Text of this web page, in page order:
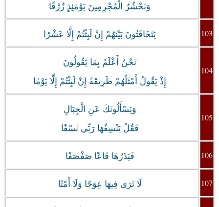
وَنَحْشُرُ الْمُجْرِمِينَ يَوْمَئِذٍ زُرْقًا
يَتَخَافَتُونَ بَيْنَهُمْ إِنْ لَبِثْتُمْ إِلَّا عَشْرًا 103
نَحْنُ أَعْلَمُ بِمَا يَقُولُونَ
إِذْ يَقُولُ أَمْثَلُهُمْ طَرِيقَةً إِنْ لَبِثْتُمْ إِلَّا يَوْمًا
104
‏وَيَسْأَلُونَكَ عَنِ الْجِبَالِ
فَقُلْ يَنْسِفُهَا رَبِّي نَسْفًا
105
فَيَذَرُهَا قَاعًا صَفْصَفًا 106
لَا تَرَى فِيهَا عِوَجًا وَلَا أَمْتًا 107